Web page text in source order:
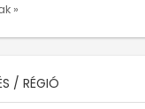
»
/ RÉGIÓ